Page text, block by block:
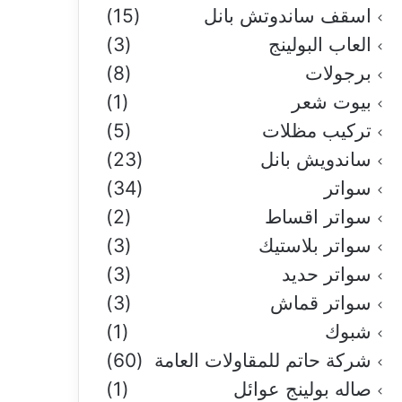
اسقف ساندوتش بانل
(15)
العاب البولينج
(3)
برجولات
(8)
بيوت شعر
(1)
تركيب مظلات
(5)
ساندويش بانل
(23)
سواتر
(34)
سواتر اقساط
(2)
سواتر بلاستيك
(3)
سواتر حديد
(3)
سواتر قماش
(3)
شبوك
(1)
شركة حاتم للمقاولات العامة (60)
صاله بولينج عوائل
(1)